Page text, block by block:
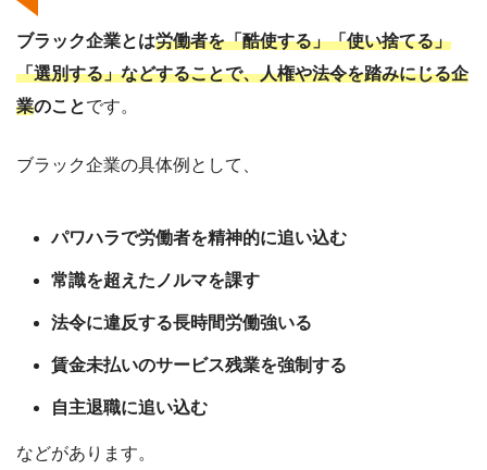
ブラック企業とは労働者を「酷使する」「使い捨てる」
「選別する」などすることで、人権や法令を踏みにじる企
業のことです。
ブラック企業の具体例として、
パワハラで労働者を精神的に追い込む
常識を超えたノルマを課す
法令に違反する長時間労働強いる
賃金未払いのサービス残業を強制する
自主退職に追い込む
などがあります。